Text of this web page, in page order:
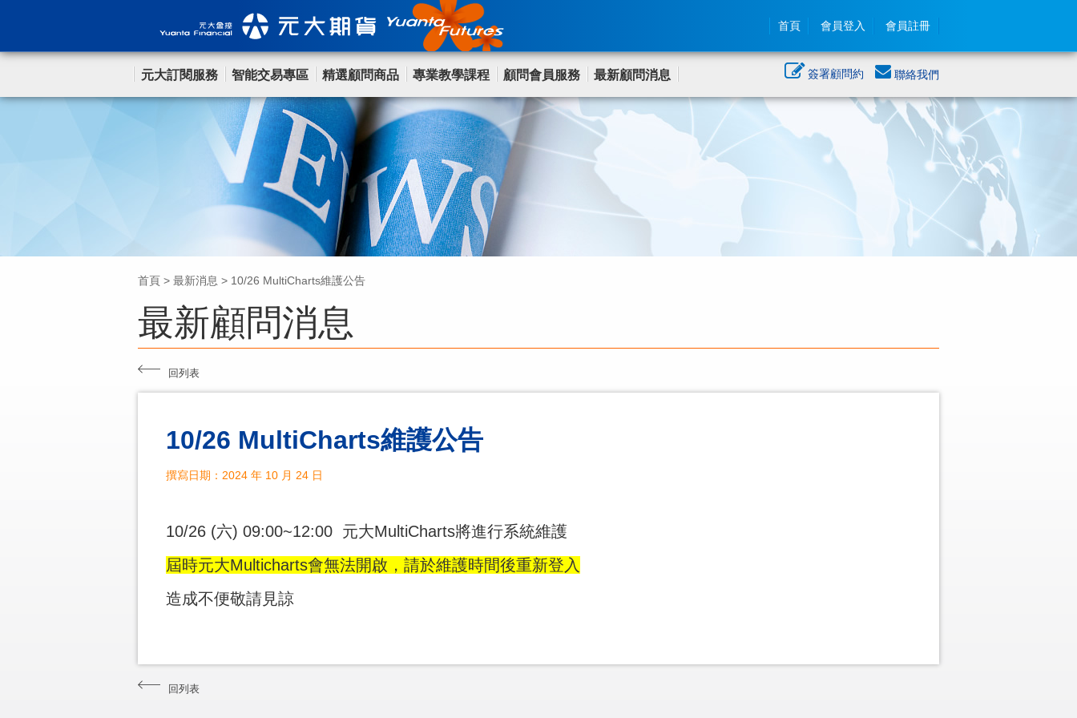
首頁 會員登入 會員註冊
元大訂閱服務 智能交易專區 精選顧問商品 專業教學課程 顧問會員服務 最新顧問消息 簽署顧問約 聯絡我們
首頁 > 最新消息 > 10/26 MultiCharts維護公告
最新顧問消息
回列表
10/26 MultiCharts維護公告
撰寫日期：2024 年 10 月 24 日
10/26 (六) 09:00~12:00 元大MultiCharts將進行系統維護
屆時元大Multicharts會無法開啟，請於維護時間後重新登入
造成不便敬請見諒
回列表